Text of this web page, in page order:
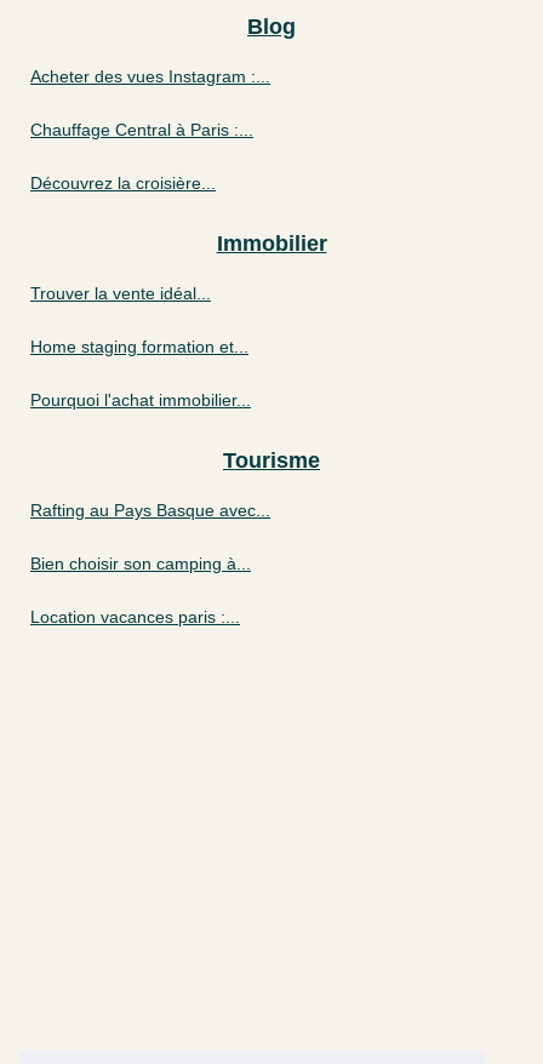
Blog
Acheter des vues Instagram :...
Chauffage Central à Paris :...
Découvrez la croisière...
Immobilier
Trouver la vente idéal...
Home staging formation et...
Pourquoi l'achat immobilier...
Tourisme
Rafting au Pays Basque avec...
Bien choisir son camping à...
Location vacances paris :...